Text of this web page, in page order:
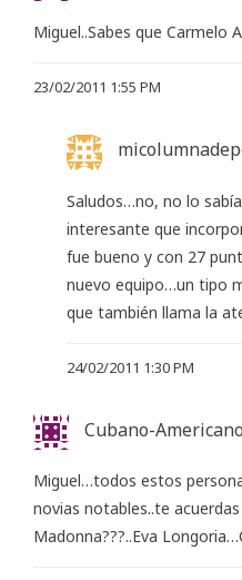
Miguel..Sabes que Carmelo
23/02/2011 1:55 PM
Saludos…no, no lo
interesante que
fue bueno y con 27
nuevo equipo…un tipo
que también llama la
24/02/2011 1:30 PM
Cubano-Americano
Miguel…todos estos
novias notables..te
Madonna???..Eva